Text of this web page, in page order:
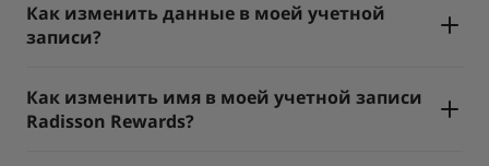
Как изменить данные в моей учетной
записи?
Как изменить имя в моей учетной записи
Radisson Rewards?